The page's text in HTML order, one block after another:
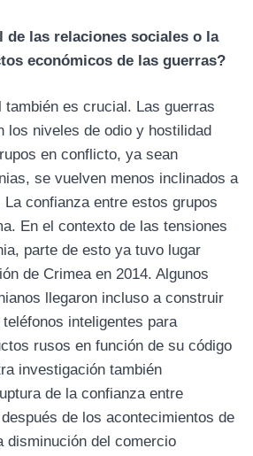
de las relaciones sociales o la
económicos de las guerras?
también es crucial. Las guerras
los niveles de odio y hostilidad
en conflicto, ya sean
se vuelven menos inclinados a
confianza entre estos grupos
En el contexto de las tensiones
parte de esto ya tuvo lugar
de Crimea en 2014. Algunos
llegaron incluso a construir
inteligentes para
rusos en función de su código
investigación también
de la confianza entre
de los acontecimientos de
disminución del comercio